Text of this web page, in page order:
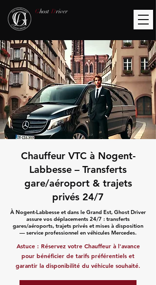
Ghost Driver
Chauffeur VTC à Nogent-
Labbesse – Transferts
gare/aéroport & trajets
privés 24/7
À Nogent-Labbesse et dans le Grand Est, Ghost Driver
assure vos déplacements 24/7 : transferts
gares/aéroports, trajets privés et mises à disposition
— service professionnel en véhicules Mercedes.
Astuce : Réservez votre Chauffeur à l'avance
pour bénéficier de tarifs préférentiels et
garantir la disponibilité du véhicule souhaité.